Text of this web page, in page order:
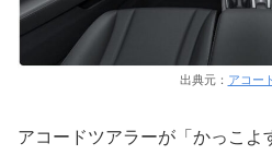
出典元： アコー
アコードツアラーが「かっこよ